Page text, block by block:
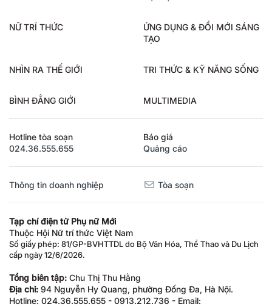
NỮ TRÍ THỨC
ỨNG DỤNG & ĐỔI MỚI SÁNG
TẠO
NHÌN RA THẾ GIỚI TRI THỨC & KỸ NĂNG SỐNG
BÌNH ĐẲNG GIỚI MULTIMEDIA
Hotline tòa soạn
024.36.555.655
Báo giá
Quảng cáo
Thông tin doanh nghiệp Tòa soạn
Tạp chí điện tử Phụ nữ Mới
Thuộc Hội Nữ trí thức Việt Nam
Số giấy phép: 81/GP-BVHTTDL do Bộ Văn Hóa, Thể Thao và Du Lịch
cấp ngày 12/6/2026.
Tổng biên tập: Chu Thị Thu Hằng
Địa chỉ: 94 Nguyễn Hy Quang, phường Đống Đa, Hà Nội.
Hotline: 024.36.555.655 - 0913.212.736 - Email: